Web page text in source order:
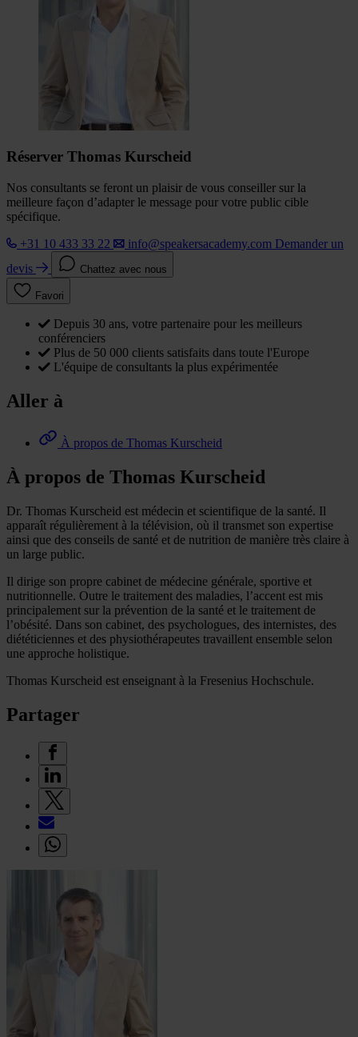
Réserver Thomas Kurscheid
Nos consultants se feront un plaisir de vous conseiller sur la
meilleure façon d’adapter le message pour votre public cible
spécifique.
+31 10 433 33 22
info@speakersacademy.com Demander un
devis
Chattez avec nous
Favori
Depuis 30 ans, votre partenaire pour les meilleurs
conférenciers
Plus de 50 000 clients satisfaits dans toute l'Europe
L'équipe de consultants la plus expérimentée
Aller à
À propos de Thomas Kurscheid
À propos de Thomas Kurscheid
Dr. Thomas Kurscheid est médecin et scientifique de la santé. Il
apparaît régulièrement à la télévision, où il transmet son expertise
ainsi que des conseils de santé et de nutrition de manière très claire à
un large public.
Il dirige son propre cabinet de médecine générale, sportive et
nutritionnelle. Outre le traitement des maladies, l’accent est mis
principalement sur la prévention de la santé et le traitement de
l’obésité. Dans son cabinet, des psychologues, des internistes, des
diététiciennes et des physiothérapeutes travaillent ensemble selon
une approche holistique.
Thomas Kurscheid est enseignant à la Fresenius Hochschule.
Partager